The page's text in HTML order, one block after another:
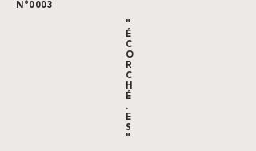
N°0003
"
É
C
O
R
C
H
É
.
E
S
"